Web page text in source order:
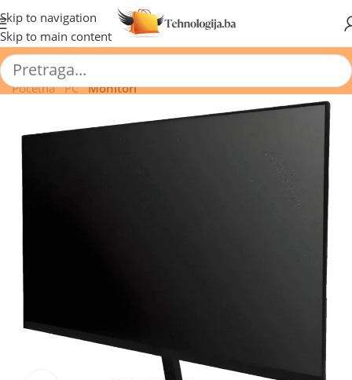
Skip to navigation
Skip to main content
🔥 Pogledajte aktuelne akcije 🔥
Početna/ PC/ Monitori